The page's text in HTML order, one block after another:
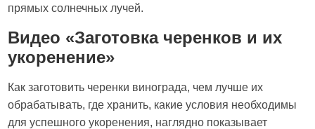
прямых солнечных лучей.
Видео «Заготовка черенков и их
укоренение»
Как заготовить черенки винограда, чем лучше их
обрабатывать, где хранить, какие условия необходимы
для успешного укоренения, наглядно показывает